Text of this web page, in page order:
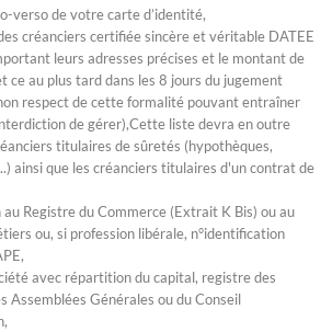
verso de votre carte d’identité,
créanciers certifiée sincère et véritable DATEE
leurs adresses précises et le montant de
ce au plus tard dans les 8 jours du jugement
respect de cette formalité pouvant entraîner
de gérer),Cette liste devra en outre
titulaires de sûretés (hypothèques,
ainsi que les créanciers titulaires d'un contrat de
Registre du Commerce (Extrait K Bis) ou au
ou, si profession libérale, n°identification
avec répartition du capital, registre des
Assemblées Générales ou du Conseil